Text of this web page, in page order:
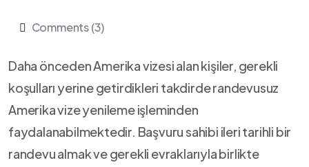
Comments (3)
Daha önceden Amerika vizesi alan kişiler, gerekli
koşulları yerine getirdikleri takdirde randevusuz
Amerika vize yenileme işleminden
faydalanabilmektedir. Başvuru sahibi ileri tarihli bir
randevu almak ve gerekli evraklarıyla birlikte